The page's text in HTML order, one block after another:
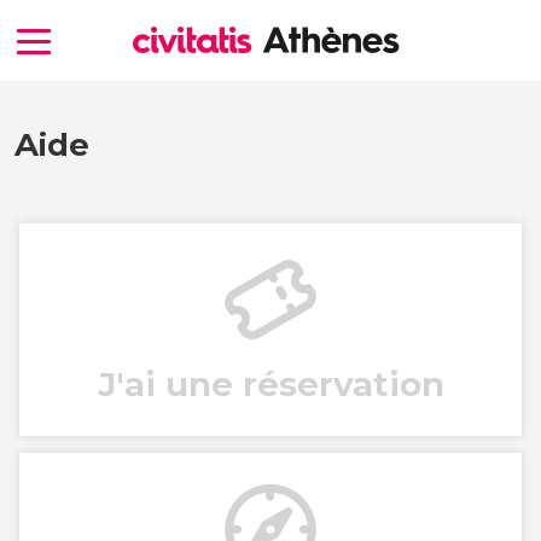
Aide
J'ai une réservation